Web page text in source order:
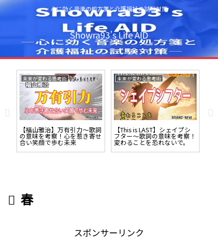
心に効く音楽の処方箋と介護福祉の試験対策
Showra93’s Life AID
未来が変わる思考術
【福山雅治】万有引力～歌詞
の意味を考察！心を惹き寄せ
合い笑顔で歩む未来
未来が変わる思考術
【This is LAST】シェイプシ
フター～歌詞の意味を考察！
変わることを恐れないで。
春
スポンサーリンク